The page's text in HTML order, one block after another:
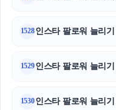
1528인스타 팔로워 늘리기
1529인스타 팔로워 늘리기
1530인스타 팔로워 늘리기